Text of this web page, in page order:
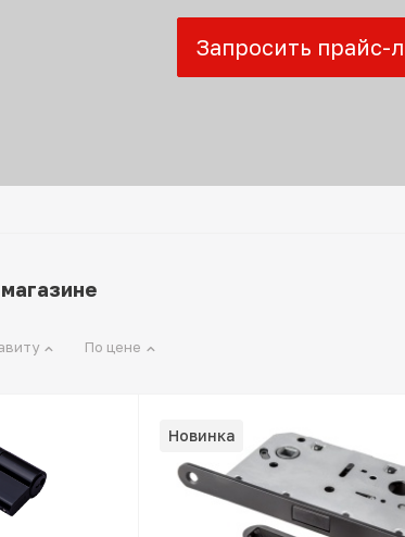
Запросить прайс-
По цене
Новинка